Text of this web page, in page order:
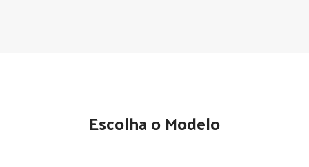
Escolha o Modelo